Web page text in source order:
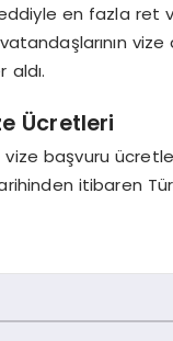
en fazla ret
aldı.
Ücretleri
başvuru
itibaren